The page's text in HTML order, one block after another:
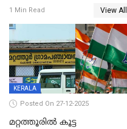
മാനസികപീഡനമെന്ന് കുറിപ്പ്
1 Min Read View All
KERALA
Posted On 27-12-2025
മറ്റത്തൂരിൽ കൂട്ട